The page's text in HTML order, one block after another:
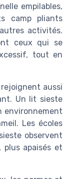
empilables,
camp pliants
activités.
ceux qui se
tout en
aussi
Un lit sieste
environnement
Les écoles
observent
plus apaisés et